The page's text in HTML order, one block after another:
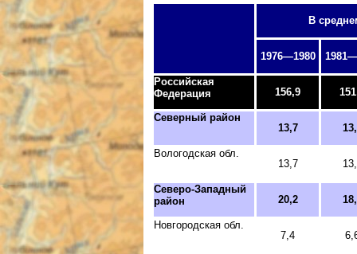
В
1976—1980
Российская
Федерация
156,9
Северный район
13,7
Вологодская обл.
13,7
Северо-Западный
район
20,2
Новгородская обл.
7,4